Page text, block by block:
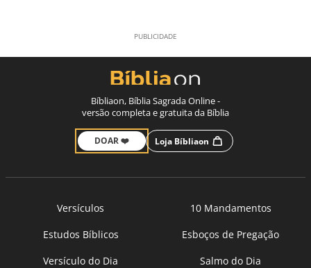
Bíbliaon, Bíblia Sagrada Online -
versão completa e gratuita da Bíblia
DOAR ❤️ Loja Bíbliaon
Versículos
10 Mandamentos
Estudos Bíblicos
Esboços de Pregação
Versículo do Dia
Salmo do Dia